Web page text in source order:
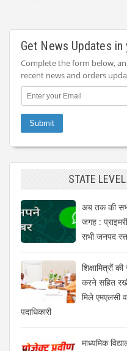
Get News Updates in
Complete the form below,
recent news and orders
STATE
अब तक की
जगह :
सभी जनपद
शिक्षामित्रों
करने सहित
मिले एमएलसी
पदाधिकारी
माध्यमिक